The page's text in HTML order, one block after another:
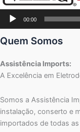
00:00
Quem Somos
Assistência Imports:
A Excelência em
Somos a Assistência
instalação, conserto e
importados de todas